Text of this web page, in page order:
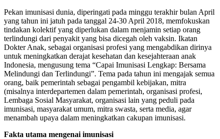
Pekan imunisasi dunia, diperingati pada minggu terakhir bulan April
yang tahun ini jatuh pada tanggal 24-30 April 2018, memfokuskan
tindakan kolektif yang diperlukan dalam menjamin setiap orang
terlindungi dari penyakit yang bisa dicegah oleh vaksin. Ikatan
Dokter Anak, sebagai organisasi profesi yang mengabdikan dirinya
untuk meningkatkan derajat kesehatan dan kesejahteraan anak
Indonesia, mengusung tema “Capai Imunisasi Lengkap: Bersama
Melindungi dan Terlindungi”. Tema pada tahun ini mengajak semua
orang, baik pemerintah sebagai pengambil kebijakan, mitra
(misalnya interdepartemen dalam pemerintah, organisasi profesi,
Lembaga Sosial Masyarakat, organisasi lain yang peduli pada
imunisasi, masyarakat umum, mitra swasta, serta media, agar
menambah upaya dalam meningkatkan cakupan imunisasi.
Fakta utama mengenai imunisasi